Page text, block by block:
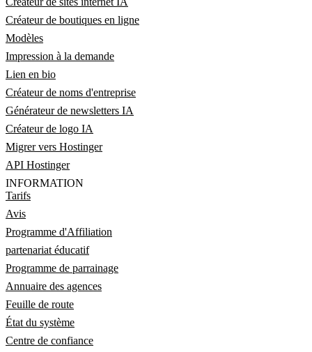
Créateur de boutiques en ligne
Modèles
Impression à la demande
Lien en bio
Créateur de noms d'entreprise
Générateur de newsletters IA
Créateur de logo IA
Migrer vers Hostinger
API Hostinger
INFORMATION
Tarifs
Avis
Programme d'Affiliation
partenariat éducatif
Programme de parrainage
Annuaire des agences
Feuille de route
État du système
Centre de confiance